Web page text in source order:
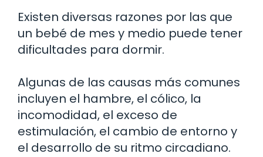
Existen diversas razones por las que
un bebé de mes y medio puede tener
dificultades para dormir.
Algunas de las causas más comunes
incluyen el hambre, el cólico, la
incomodidad, el exceso de
estimulación, el cambio de entorno y
el desarrollo de su ritmo circadiano.